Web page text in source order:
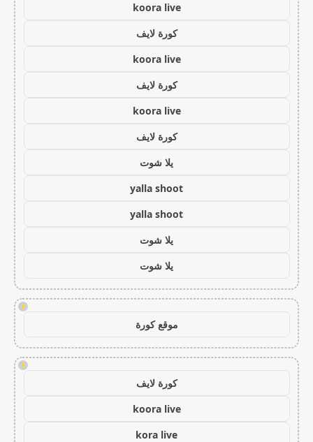
koora live
كورة لايف
koora live
كورة لايف
koora live
كورة لايف
يلا شوت
yalla shoot
yalla shoot
يلا شوت
يلا شوت
!
موقع كورة
!
كورة لايف
koora live
kora live